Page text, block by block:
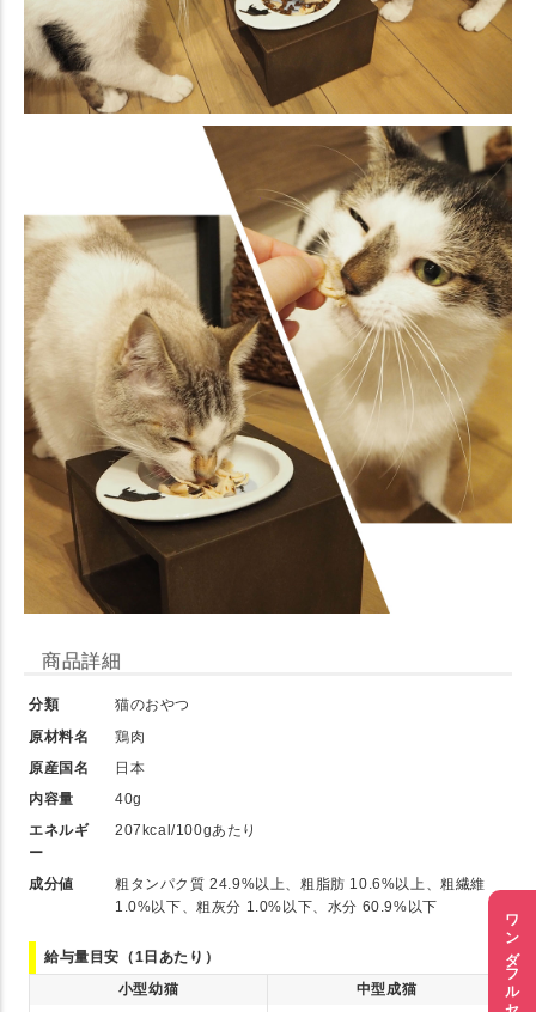
商品詳細
分類
猫のおやつ
原材料名
鶏肉
原産国名
日本
内容量
40g
エネルギ
ー
207kcal/100gあたり
成分値
粗タンパク質 24.9%以上、粗脂肪 10.6%以上、粗繊維
1.0%以下、粗灰分 1.0%以下、水分 60.9%以下
給与量目安（1日あたり）
小型幼猫
中型成猫
ワンダフルセール